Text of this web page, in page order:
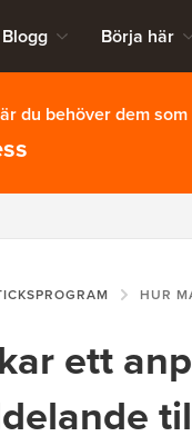
Blogg Börja här
du behöver dem som
HUR MAN SKICKAR ETT ANPASSAT VÄLKOMSTMEDDELANDE TILL NYA ANVÄNDARE
ett